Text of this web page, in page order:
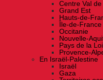
Centre Val
Grand Est
Hauts-de-
Île-de-France
Occitanie
Nouvelle-
Pays de la
Provence-
En Israël-Palestine
Israël
Gaza